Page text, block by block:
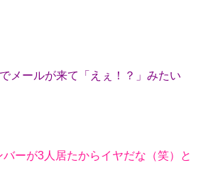
メールが来て「えぇ！？」みたい
ーが3人居たからイヤだな（笑）と